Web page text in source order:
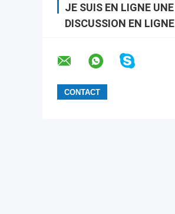
JE SUIS EN LIGNE UNE
DISCUSSION EN LIGNE